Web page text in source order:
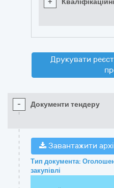
+
Друкувати
- Документи тендеру
Завантажити
Тип документа:
закупівлі